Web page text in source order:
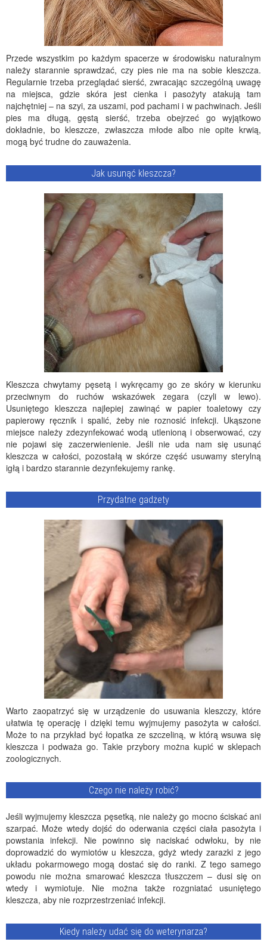
Przede wszystkim po każdym spacerze w środowisku naturalnym
należy starannie sprawdzać, czy pies nie ma na sobie kleszcza.
Regularnie trzeba przeglądać sierść, zwracając szczególną uwagę
na miejsca, gdzie skóra jest cienka i pasożyty atakują tam
najchętniej – na szyi, za uszami, pod pachami i w pachwinach. Jeśli
pies ma długą, gęstą sierść, trzeba obejrzeć go wyjątkowo
dokładnie, bo kleszcze, zwłaszcza młode albo nie opite krwią,
mogą być trudne do zauważenia.
Jak usunąć kleszcza?
Kleszcza chwytamy pęsetą i wykręcamy go ze skóry w kierunku
przeciwnym do ruchów wskazówek zegara (czyli w lewo).
Usuniętego kleszcza najlepiej zawinąć w papier toaletowy czy
papierowy ręcznik i spalić, żeby nie roznosić infekcji. Ukąszone
miejsce należy zdezynfekować wodą utlenioną i obserwować, czy
nie pojawi się zaczerwienienie. Jeśli nie uda nam się usunąć
kleszcza w całości, pozostałą w skórze część usuwamy sterylną
igłą i bardzo starannie dezynfekujemy rankę.
Przydatne gadżety
Warto zaopatrzyć się w urządzenie do usuwania kleszczy, które
ułatwia tę operację i dzięki temu wyjmujemy pasożyta w całości.
Może to na przykład być łopatka ze szczeliną, w którą wsuwa się
kleszcza i podważa go. Takie przybory można kupić w sklepach
zoologicznych.
Czego nie należy robić?
Jeśli wyjmujemy kleszcza pęsetką, nie należy go mocno ściskać ani
szarpać. Może wtedy dojść do oderwania części ciała pasożyta i
powstania infekcji. Nie powinno się naciskać odwłoku, by nie
doprowadzić do wymiotów u kleszcza, gdyż wtedy zarazki z jego
układu pokarmowego mogą dostać się do ranki. Z tego samego
powodu nie można smarować kleszcza tłuszczem – dusi się on
wtedy i wymiotuje. Nie można także rozgniatać usuniętego
kleszcza, aby nie rozprzestrzeniać infekcji.
Kiedy należy udać się do weterynarza?